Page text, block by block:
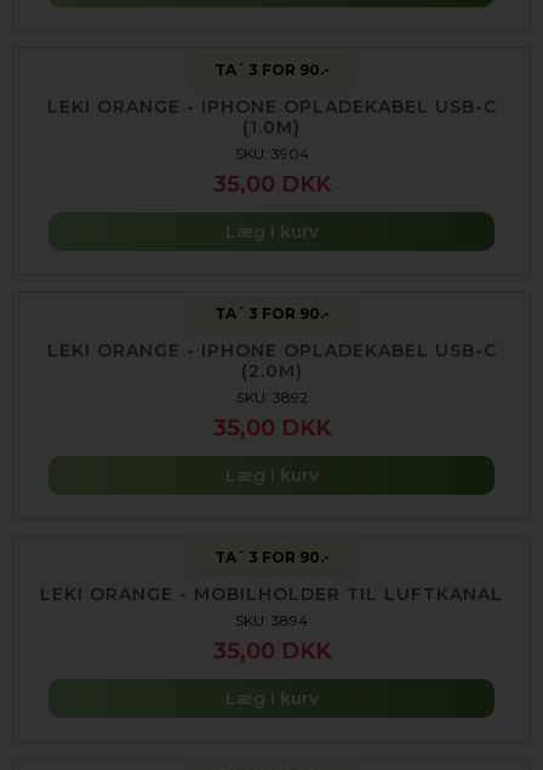
TA´ 3 FOR 90.-
LEKI ORANGE - IPHONE OPLADEKABEL USB-C
(1.0M)
SKU: 3904
35,00 DKK
Læg i kurv
TA´ 3 FOR 90.-
LEKI ORANGE - IPHONE OPLADEKABEL USB-C
(2.0M)
SKU: 3892
35,00 DKK
Læg i kurv
TA´ 3 FOR 90.-
LEKI ORANGE - MOBILHOLDER TIL LUFTKANAL
SKU: 3894
35,00 DKK
Læg i kurv